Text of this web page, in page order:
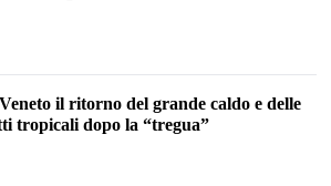
il ritorno del grande caldo e delle
tropicali dopo la “tregua”